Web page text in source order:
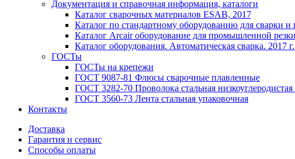
Документация и справочная информация, каталоги
Каталог сварочных материалов ESAB, 2017
Каталог по стандартному оборудованию для сварки
Каталог Arcair оборудование для промышленной
Каталог оборудования. Автоматическая сварка. 2017
ГОСТы
ГОСТы на крепежи
ГОСТ 9087-81 Флюсы сварочные плавленные
ГОСТ 3282-70 Проволока стальная
ГОСТ 3560-73 Лента стальная упаковочная
Контакты
Доставка
Гарантия и сервис
Способы оплаты